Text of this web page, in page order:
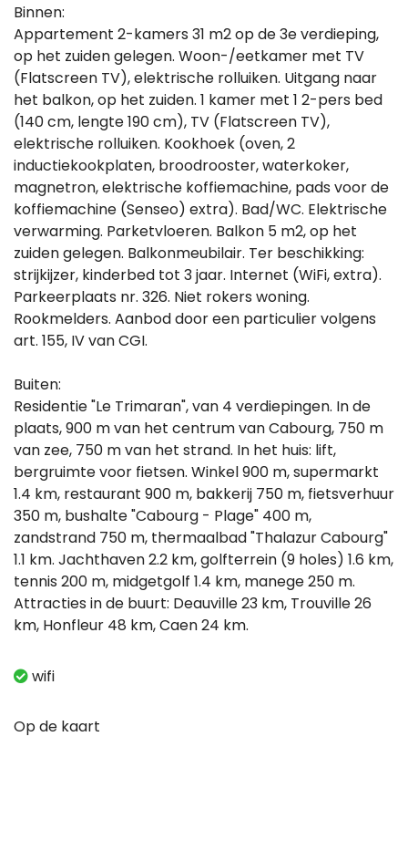
Binnen:
Appartement 2-kamers 31 m2 op de 3e verdieping,
op het zuiden gelegen. Woon-/eetkamer met TV
(Flatscreen TV), elektrische rolluiken. Uitgang naar
het balkon, op het zuiden. 1 kamer met 1 2-pers bed
(140 cm, lengte 190 cm), TV (Flatscreen TV),
elektrische rolluiken. Kookhoek (oven, 2
inductiekookplaten, broodrooster, waterkoker,
magnetron, elektrische koffiemachine, pads voor de
koffiemachine (Senseo) extra). Bad/WC. Elektrische
verwarming. Parketvloeren. Balkon 5 m2, op het
zuiden gelegen. Balkonmeubilair. Ter beschikking:
strijkijzer, kinderbed tot 3 jaar. Internet (WiFi, extra).
Parkeerplaats nr. 326. Niet rokers woning.
Rookmelders. Aanbod door een particulier volgens
art. 155, IV van CGI.
Buiten:
Residentie "Le Trimaran", van 4 verdiepingen. In de
plaats, 900 m van het centrum van Cabourg, 750 m
van zee, 750 m van het strand. In het huis: lift,
bergruimte voor fietsen. Winkel 900 m, supermarkt
1.4 km, restaurant 900 m, bakkerij 750 m, fietsverhuur
350 m, bushalte "Cabourg - Plage" 400 m,
zandstrand 750 m, thermaalbad "Thalazur Cabourg"
1.1 km. Jachthaven 2.2 km, golfterrein (9 holes) 1.6 km,
tennis 200 m, midgetgolf 1.4 km, manege 250 m.
Attracties in de buurt: Deauville 23 km, Trouville 26
km, Honfleur 48 km, Caen 24 km.
wifi
Op de kaart